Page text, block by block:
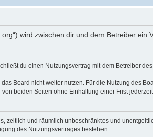
wird zwischen dir und dem Betreiber
du einen Nutzungsvertrag mit dem Betreiber
Board nicht weiter nutzen. Für die Nutzung des
beiden Seiten ohne Einhaltung einer Frist
zeitlich und räumlich unbeschränktes und
des Nutzungsvertrages bestehen.